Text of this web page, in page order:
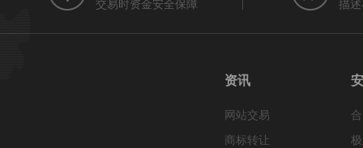
交易时资金安全保障 描
资讯
网站交易
商标转让